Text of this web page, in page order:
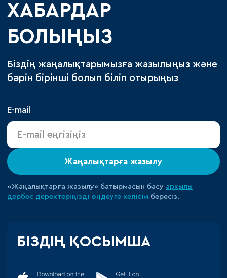
ХАБАРДАР
БОЛЫҢЫЗ
Біздің жаңалықтарымызға жазылыңыз және
бәрін бірінші болып біліп отырыңыз
E-mail
Жаңалықтарға жазылу
«Жаңалықтарға жазылу» батырмасын басу арқылы
дербес деректеріңізді өңдеуге келісім бересіз.
БІЗДІҢ ҚОСЫМША